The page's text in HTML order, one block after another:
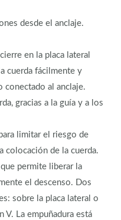
desde el anclaje.
en la placa lateral
cuerda fácilmente y
conectado al anclaje.
gracias a la guía y a los
limitar el riesgo de
colocación de la cuerda.
permite liberar la
el descenso. Dos
sobre la placa lateral o
V. La empuñadura está